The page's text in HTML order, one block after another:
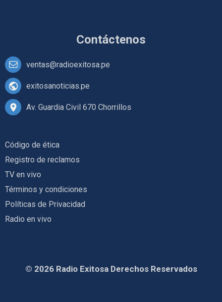
Contáctenos
ventas@radioexitosa.pe
exitosanoticias.pe
Av. Guardia Civil 670 Chorrillos
Código de ética
Registro de reclamos
TV en vivo
Términos y condiciones
Políticas de Privacidad
Radio en vivo
© 2026 Radio Exitosa Derechos Reservados